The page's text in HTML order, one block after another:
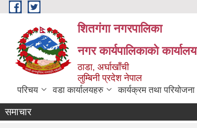
Skip to main content
शितगंगा नगरपालिका
नगर कार्यपालिकाकाे कार्यालय
ठाडा, अर्घाखाँची
लुम्बिनी प्रदेश नेपाल
परिचय वडा कार्यालयहरु कार्यक्रम तथा परियोजना
समाचार